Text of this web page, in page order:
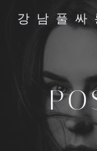
강남풀싸